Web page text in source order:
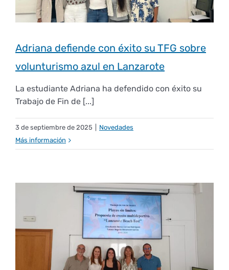
Adriana defiende con éxito su TFG sobre
volunturismo azul en Lanzarote
La estudiante Adriana ha defendido con éxito su
Trabajo de Fin de [...]
3 de septiembre de 2025
Novedades
Más información